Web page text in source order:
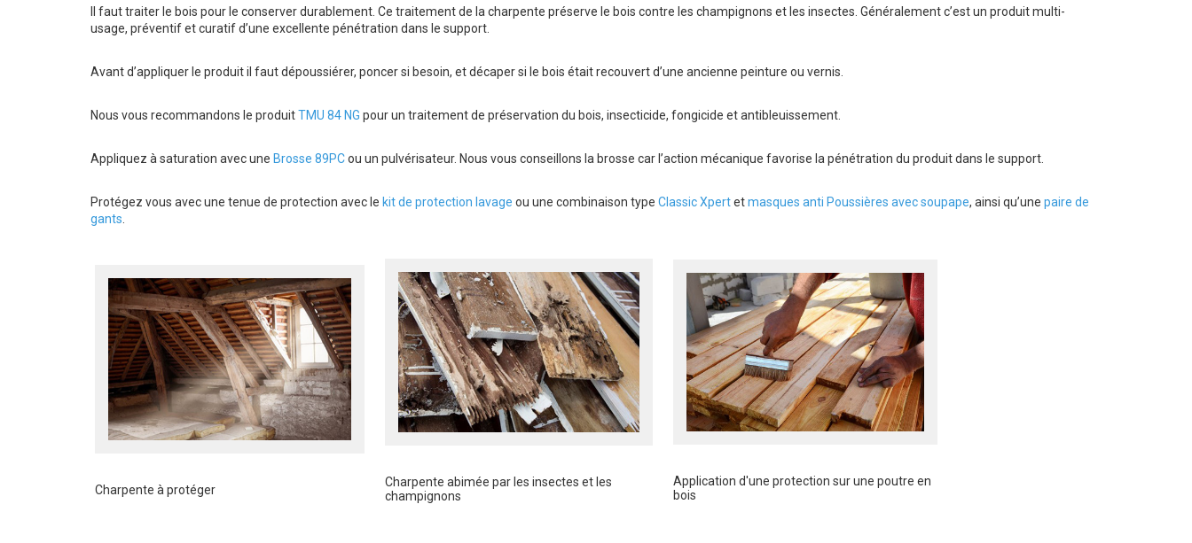
Il faut traiter le bois pour le conserver durablement. Ce traitement de la charpente préserve le bois contre les champignons et les insectes. Généralement c’est un produit multi-
usage, préventif et curatif d’une excellente pénétration dans le support.
Avant d’appliquer le produit il faut dépoussiérer, poncer si besoin, et décaper si le bois était recouvert d’une ancienne peinture ou vernis.
Nous vous recommandons le produitTMU 84 NG pour un traitement de préservation du bois, insecticide, fongicide et antibleuissement.
Appliquez à saturation avec une Brosse 89PCou un pulvérisateur. Nous vous conseillons la brosse car l’action mécanique favorise la pénétration du produit dans le support.
Protégez vous avec une tenue de protection avec le kit de protection lavage ou une combinaison type Classic Xpertetmasques anti Poussières avec soupape, ainsi qu’une paire de
gants
Charpente à protéger
Charpente abimée par les insectes et les
champignons
Application d'une protection sur une poutre en
bois